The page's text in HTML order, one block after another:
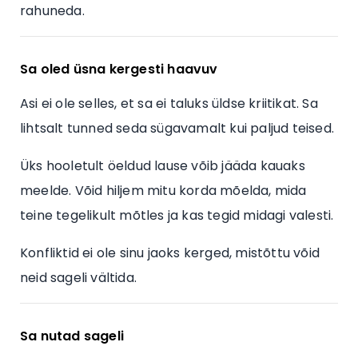
rahuneda.
Sa oled üsna kergesti haavuv
Asi ei ole selles, et sa ei taluks üldse kriitikat. Sa
lihtsalt tunned seda sügavamalt kui paljud teised.
Üks hooletult öeldud lause võib jääda kauaks
meelde. Võid hiljem mitu korda mõelda, mida
teine tegelikult mõtles ja kas tegid midagi valesti.
Konfliktid ei ole sinu jaoks kerged, mistõttu võid
neid sageli vältida.
Sa nutad sageli